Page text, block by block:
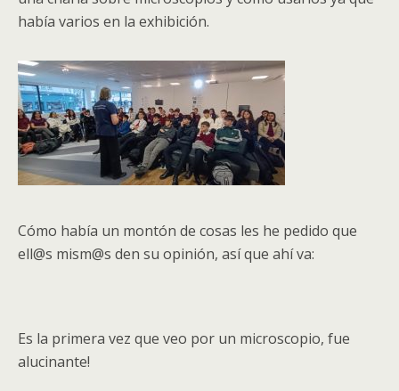
había varios en la exhibición.
Cómo había un montón de cosas les he pedido que
ell@s mism@s den su opinión, así que ahí va:
Es la primera vez que veo por un microscopio, fue
alucinante!